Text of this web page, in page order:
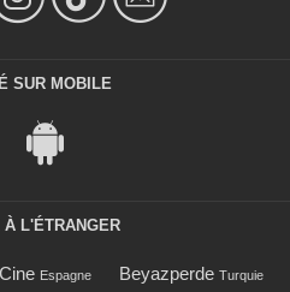
SUR MOBILE
L'ÉTRANGER
Espagne Beyazperde Turquie